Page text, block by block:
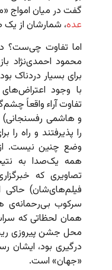
گفت در میان امواج
عده، شمارشان از
محمود احمدی‌نژاد
برای بسیار دردناک
با وجود
تفاوت آراء واقعاً
و هاشمی
را پذیرفتند و راه را
وضع چنین نیست. از
همه یک‌صدا به
تصاویری که
فیلم‌های‌شان)
سرکوب بی‌رحمانه‌ی
همان لحظاتی که
محل جشن پیروزی
درگیری بود، ایشان
«جهان» است.